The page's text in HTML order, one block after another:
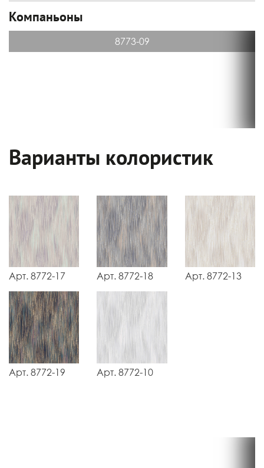
Компаньоны
8773-09
Варианты колористик
Арт. 8772-17 Арт. 8772-18 Арт. 8772-13
Арт. 8772-19 Арт. 8772-10